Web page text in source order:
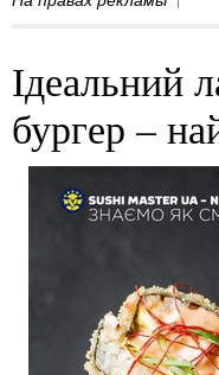
Ідеальний
бургер –